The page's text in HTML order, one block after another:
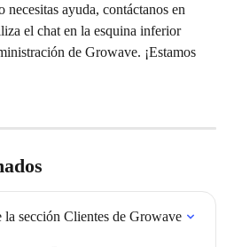
necesitas ayuda, contáctanos en
el chat en la esquina inferior
de Growave. ¡Estamos
la sección Clientes de Growave